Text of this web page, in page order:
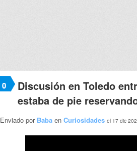
0
Discusión en Toledo
estaba de pie
Enviado por Baba en Curiosidades el 17 dic